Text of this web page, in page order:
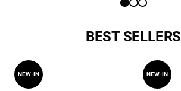
BEST SELLERS
NEW-IN NEW-IN